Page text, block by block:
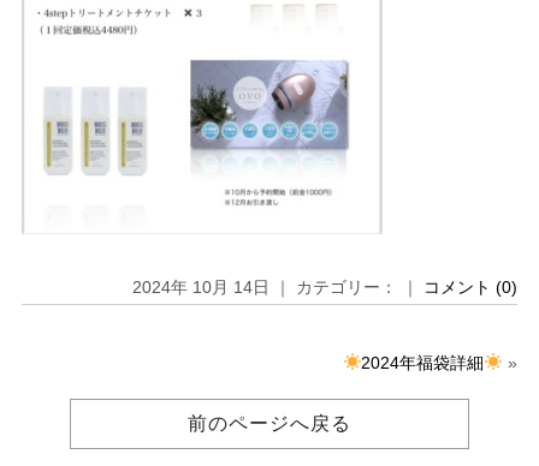
2024年 10月 14日 ｜ カテゴリー： ｜ コメント (0)
2024年福袋詳細 »
前のページへ戻る